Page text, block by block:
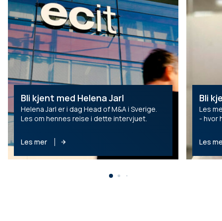
Bli kjent med Helena Jarl
Helena Jarl er i dag Head of M&A i Sverige.
Les om hennes reise i dette intervjuet.
Les mer
Bli
Les
- hvor
Les